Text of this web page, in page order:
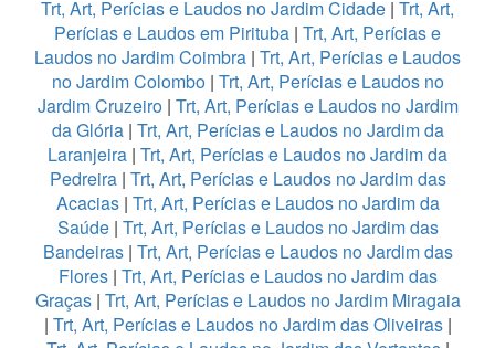
Trt, Art, Perícias e Laudos no Jardim Cidade | Trt, Art,
Perícias e Laudos em Pirituba | Trt, Art, Perícias e
Laudos no Jardim Coimbra | Trt, Art, Perícias e Laudos
no Jardim Colombo| Trt, Art, Perícias e Laudos no
Jardim Cruzeiro| Trt, Art, Perícias e Laudos no Jardim
da Glória| Trt, Art, Perícias e Laudos no Jardim da
Laranjeira | Trt, Art, Perícias e Laudos no Jardim da
Pedreira| Trt, Art, Perícias e Laudos no Jardim das
Acacias| Trt, Art, Perícias e Laudos no Jardim da
Saúde| Trt, Art, Perícias e Laudos no Jardim das
Bandeiras| Trt, Art, Perícias e Laudos no Jardim das
Flores| Trt, Art, Perícias e Laudos no Jardim das
Graças| Trt, Art, Perícias e Laudos no Jardim Miragaia
| Trt, Art, Perícias e Laudos no Jardim das Oliveiras|